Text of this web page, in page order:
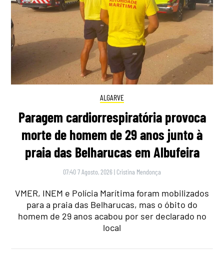
ALGARVE
Paragem cardiorrespiratória provoca
morte de homem de 29 anos junto à
praia das Belharucas em Albufeira
07:40 7 Agosto, 2026 | Cristina Mendonça
VMER, INEM e Polícia Marítima foram mobilizados
para a praia das Belharucas, mas o óbito do
homem de 29 anos acabou por ser declarado no
local